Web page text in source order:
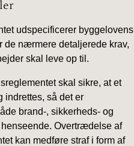
udspecificerer byggelovens
de nærmere detaljerede krav,
skal leve op til.
skal sikre, at et
indrettes, så det er
brand-, sikkerheds- og
Overtrædelse af
kan medføre straf i form af